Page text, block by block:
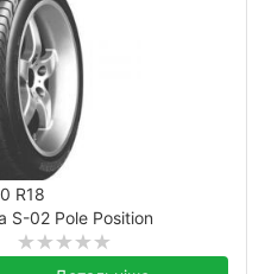
R18
S-02 Pole Position